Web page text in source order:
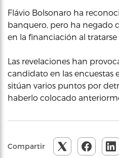
Flávio Bolsonaro ha
banquero, pero ha negado
en la financiación al tratarse
Las revelaciones han
candidato en las encuestas
sitúan varios puntos por
haberlo colocado
Compartir